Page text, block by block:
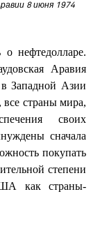
8 июня 1974
нефтедолларе.
Аравия
Западной Азии
все страны мира,
своих
сначала
покупать
степени
как страны-